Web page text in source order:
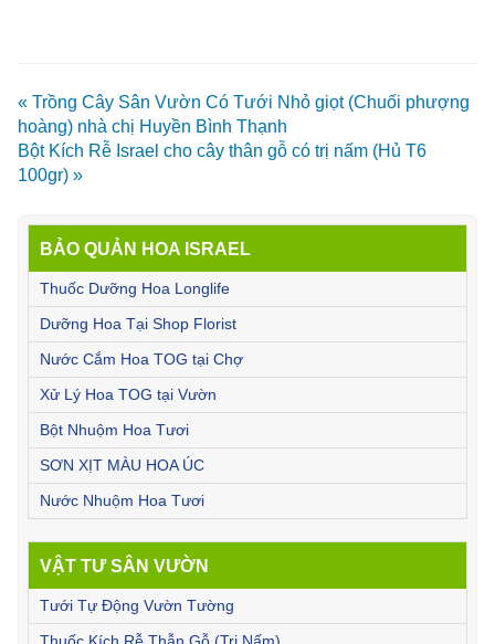
BẢO QUẢN HOA ISRAEL
Thuốc Dưỡng Hoa Longlife
Dưỡng Hoa Tại Shop Florist
Nước Cắm Hoa TOG tại Chợ
Xử Lý Hoa TOG tại Vườn
Bột Nhuộm Hoa Tươi
SƠN XỊT MÀU HOA ÚC
Nước Nhuộm Hoa Tươi
VẬT TƯ SÂN VƯỜN
Tưới Tự Động Vườn Tường
Thuốc Kích Rễ Thẫn Gỗ (Trị Nấm)
« Trồng Cây Sân Vườn Có Tưới Nhỏ giọt (Chuối phượng
hoàng) nhà chị Huyền Bình Thạnh
Bột Kích Rễ Israel cho cây thân gỗ có trị nấm (Hủ T6
100gr) »